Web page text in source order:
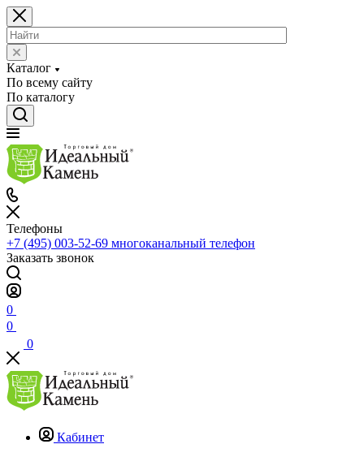
Каталог
По всему сайту
По каталогу
Телефоны
+7 (495) 003-52-69 многоканальный телефон
Заказать звонок
0
0
0
Кабинет